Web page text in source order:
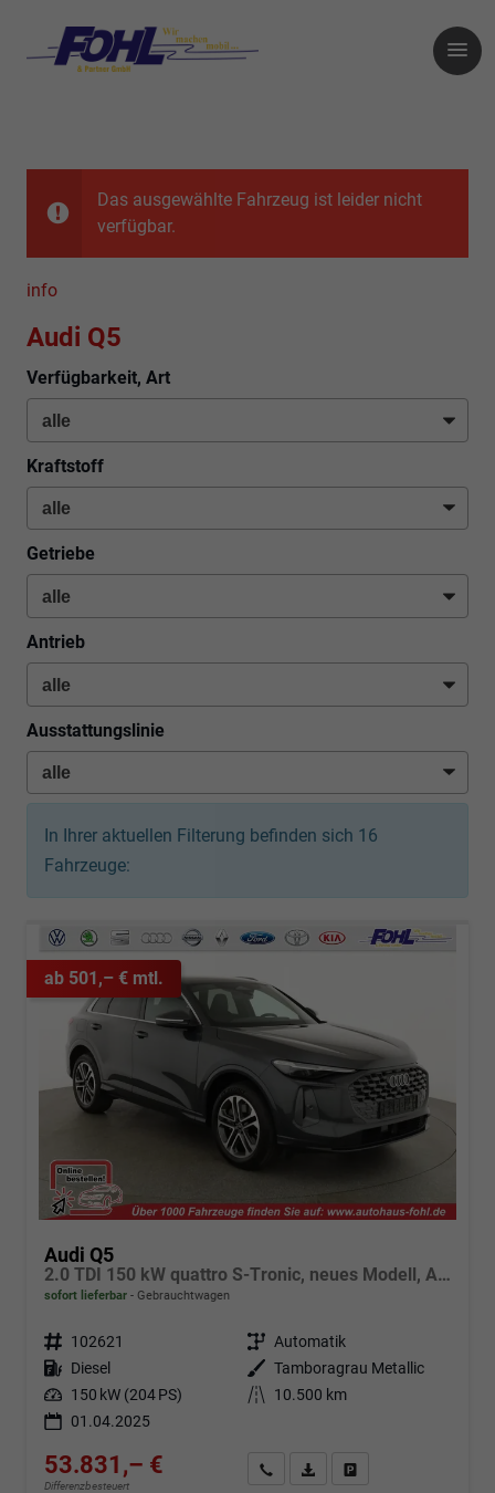
Das ausgewählte Fahrzeug ist leider nicht
verfügbar.
info
Audi Q5
Verfügbarkeit, Art
Kraftstoff
Getriebe
Antrieb
Ausstattungslinie
In Ihrer aktuellen Filterung befinden sich 16
Fahrzeuge:
ab 501,– € mtl.
Audi Q5
2.0 TDI 150 kW quattro S-Tronic, neues Modell, AHK, Leder
sofort lieferbar Gebrauchtwagen
Fahrzeugnr. 102621 Getriebe Automatik
Kraftstoff Diesel Außenfarbe Tamboragrau Metallic
Leistung 150 kW (204 PS) Kilometerstand
10.500 km
01.04.2025
53.831,– €
Differenzbesteuert
Angebot anfordern
Fahrzeugexpose (PDF)